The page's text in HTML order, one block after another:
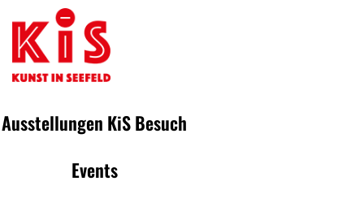
Ausstellungen KiSBesuch
Events